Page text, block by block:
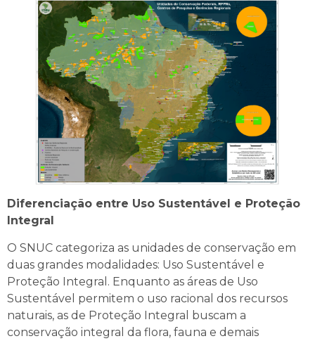
Diferenciação entre Uso Sustentável e Proteção
Integral
O SNUC categoriza as unidades de conservação em
duas grandes modalidades: Uso Sustentável e
Proteção Integral. Enquanto as áreas de Uso
Sustentável permitem o uso racional dos recursos
naturais, as de Proteção Integral buscam a
conservação integral da flora, fauna e demais